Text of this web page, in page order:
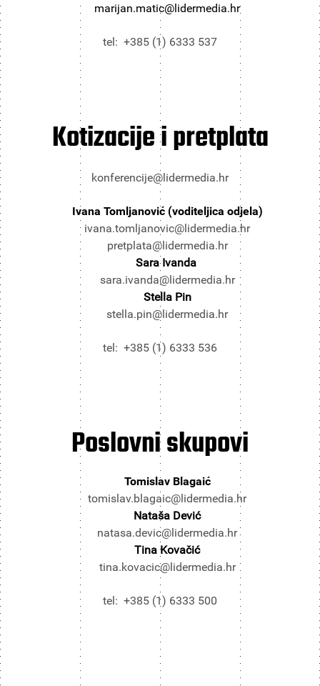
marijan.matic@lidermedia.hr
tel: +385 (1) 6333 537
Kotizacije i pretplata
konferencije@lidermedia.hr
Ivana Tomljanović (voditeljica odjela)
ivana.tomljanovic@lidermedia.hr
pretplata@lidermedia.hr
Sara Ivanda
sara.ivanda@lidermedia.hr
Stella Pin
stella.pin@lidermedia.hr
tel: +385 (1) 6333 536
Poslovniskupovi
Tomislav Blagaić
tomislav.blagaic@lidermedia.hr
Nataša Dević
natasa.devic@lidermedia.hr
Tina Kovačić
tina.kovacic@lidermedia.hr
tel: +385 (1) 6333 500